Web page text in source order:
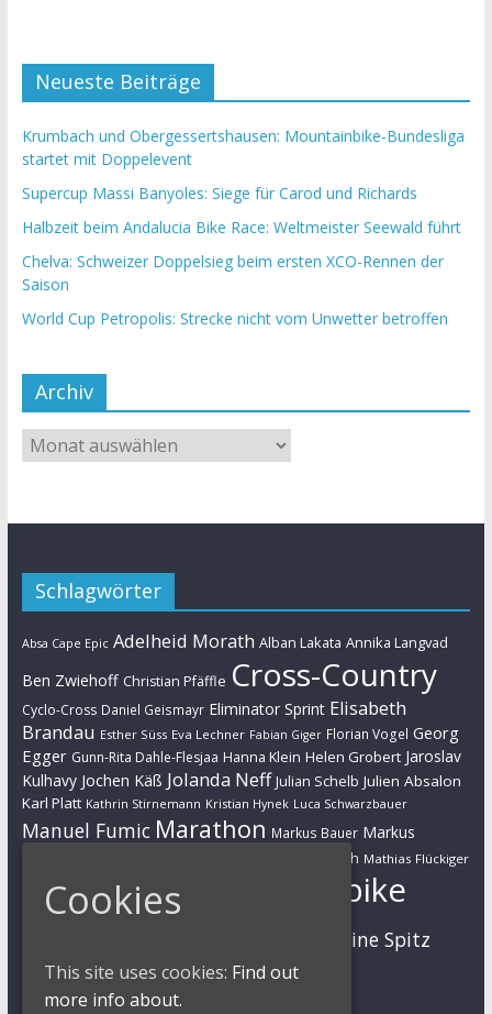
Neueste Beiträge
Krumbach und Obergessertshausen: Mountainbike-Bundesliga
startet mit Doppelevent
Supercup Massi Banyoles: Siege für Carod und Richards
Halbzeit beim Andalucia Bike Race: Weltmeister Seewald führt
Chelva: Schweizer Doppelsieg beim ersten XCO-Rennen der
Saison
World Cup Petropolis: Strecke nicht vom Unwetter betroffen
Archiv
Schlagwörter
Absa Cape Epic Adelheid Morath Alban Lakata Annika Langvad
Ben Zwiehoff Christian Pfäffle Cross-Country
Cyclo-Cross Daniel Geismayr Eliminator Sprint Elisabeth
Brandau Esther Süss Eva Lechner Fabian Giger Florian Vogel Georg
Egger Gunn-Rita Dahle-Flesjaa Hanna Klein Helen Grobert Jaroslav
Kulhavy Jochen Käß Jolanda Neff Julian Schelb Julien Absalon
Karl Platt Kathrin Stirnemann Kristian Hynek Luca Schwarzbauer
Manuel Fumic Marathon Markus Bauer Markus
Martin Gluth Mathias Flückiger
Max Brandl Moritz Milatz
Mountainbike
Sabine Spitz
Simon Stiebjahn UCI Urs Huber
Cookies
This site uses cookies: Find out
more info about.